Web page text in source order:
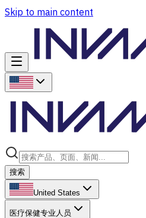
Skip to main content
搜索
United States
医疗保健专业人员